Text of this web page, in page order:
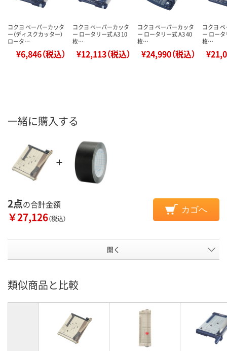
コクヨ ペーパーカッタ
ー（ディスクカッター）
ロータ…
¥6,846（税込）
コクヨ ペーパーカッタ
ー ロータリー式 A3 10
枚…
¥12,113（税込）
コクヨ ペーパーカッタ
ー ロータリー式 A3 40
枚…
¥24,990（税込）
コクヨ
ー ロー
枚…
一緒に購入する
2点の合計金額
￥27,126（税込）
カゴへ
開く
類似商品と比較